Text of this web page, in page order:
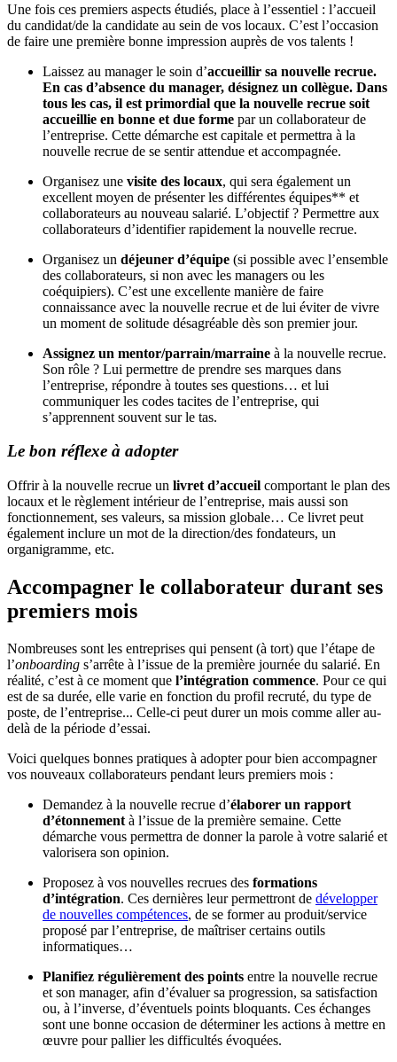
Une fois ces premiers aspects étudiés, place à l’essentiel : l’accueil
du candidat/de la candidate au sein de vos locaux. C’est l’occasion
de faire une première bonne impression auprès de vos talents !
Laissez au manager le soin d’accueillir sa nouvelle recrue.
En cas d’absence du manager, désignez un collègue. Dans
tous les cas, il est primordial que la nouvelle recrue soit
accueillie en bonne et due forme par un collaborateur de
l’entreprise. Cette démarche est capitale et permettra à la
nouvelle recrue de se sentir attendue et accompagnée.
Organisez une visite des locaux, qui sera également un
excellent moyen de présenter les différentes équipes** et
collaborateurs au nouveau salarié. L’objectif ? Permettre aux
collaborateurs d’identifier rapidement la nouvelle recrue.
Organisez un déjeuner d’équipe (si possible avec l’ensemble
des collaborateurs, si non avec les managers ou les
coéquipiers). C’est une excellente manière de faire
connaissance avec la nouvelle recrue et de lui éviter de vivre
un moment de solitude désagréable dès son premier jour.
Assignez un mentor/parrain/marraine à la nouvelle recrue.
Son rôle ? Lui permettre de prendre ses marques dans
l’entreprise, répondre à toutes ses questions… et lui
communiquer les codes tacites de l’entreprise, qui
s’apprennent souvent sur le tas.
Le bon réflexe à adopter
Offrir à la nouvelle recrue un livret d’accueil comportant le plan des
locaux et le règlement intérieur de l’entreprise, mais aussi son
fonctionnement, ses valeurs, sa mission globale… Ce livret peut
également inclure un mot de la direction/des fondateurs, un
organigramme, etc.
Accompagner le collaborateur durant ses
premiers mois
Nombreuses sont les entreprises qui pensent (à tort) que l’étape de
l’onboarding s’arrête à l’issue de la première journée du salarié. En
réalité, c’est à ce moment que l’intégration commence. Pour ce qui
est de sa durée, elle varie en fonction du profil recruté, du type de
poste, de l’entreprise... Celle-ci peut durer un mois comme aller au-
delà de la période d’essai.
Voici quelques bonnes pratiques à adopter pour bien accompagner
vos nouveaux collaborateurs pendant leurs premiers mois :
Demandez à la nouvelle recrue d’élaborer un rapport
d’étonnement à l’issue de la première semaine. Cette
démarche vous permettra de donner la parole à votre salarié et
valorisera son opinion.
Proposez à vos nouvelles recrues des formations
d’intégration. Ces dernières leur permettront de développer
de nouvelles compétences, de se former au produit/service
proposé par l’entreprise, de maîtriser certains outils
informatiques…
Planifiez régulièrement des points entre la nouvelle recrue
et son manager, afin d’évaluer sa progression, sa satisfaction
ou, à l’inverse, d’éventuels points bloquants. Ces échanges
sont une bonne occasion de déterminer les actions à mettre en
œuvre pour pallier les difficultés évoquées.